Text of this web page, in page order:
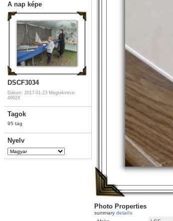
A nap képe
DSCF3034
Dátum: 2017-01-23 Megtekintve:
4992X
Tagok
95 tag
Nyelv
Photo Properties
summary details